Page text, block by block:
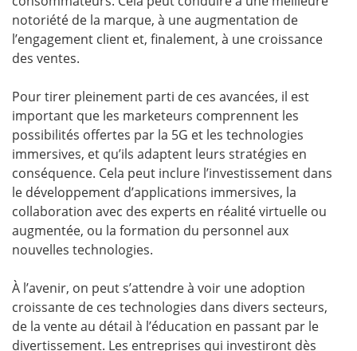
notoriété de la marque, à une augmentation de
l’engagement client et, finalement, à une croissance
des ventes.
Pour tirer pleinement parti de ces avancées, il est
important que les marketeurs comprennent les
possibilités offertes par la 5G et les technologies
immersives, et qu’ils adaptent leurs stratégies en
conséquence. Cela peut inclure l’investissement dans
le développement d’applications immersives, la
collaboration avec des experts en réalité virtuelle ou
augmentée, ou la formation du personnel aux
nouvelles technologies.
À l’avenir, on peut s’attendre à voir une adoption
croissante de ces technologies dans divers secteurs,
de la vente au détail à l’éducation en passant par le
divertissement. Les entreprises qui investiront dès